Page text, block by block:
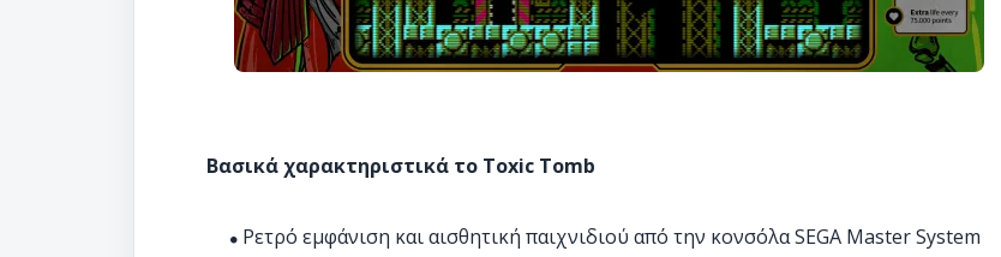
Βασικά χαρακτηριστικά το Toxic Tomb
Ρετρό εμφάνιση και αισθητική παιχνιδιού από την κονσόλα SEGA Master System